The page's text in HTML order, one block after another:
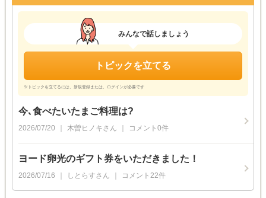
みんなで話しましょう
トピックを立てる
※トピックを立てるには、新規登録または、ログインが必要です
今､食べたいたまご料理は?
2026/07/20 木曽ヒノキさん コメント 0件
ヨード卵光のギフト券をいただきました！
2026/07/16 しとらすさん コメント 22件